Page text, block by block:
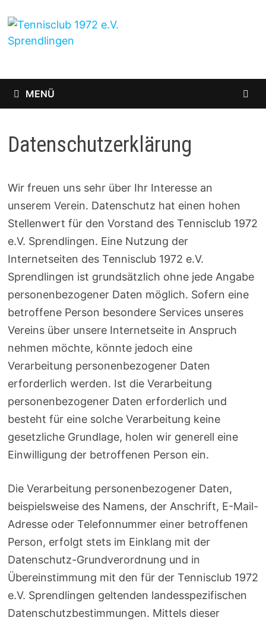
Inhalt
springen
MENÜ
Datenschutzerklärung
Wir freuen uns sehr über Ihr Interesse an
unserem Verein. Datenschutz hat einen hohen
Stellenwert für den Vorstand des Tennisclub 1972
e.V. Sprendlingen. Eine Nutzung der
Internetseiten des Tennisclub 1972 e.V.
Sprendlingen ist grundsätzlich ohne jede Angabe
personenbezogener Daten möglich. Sofern eine
betroffene Person besondere Services unseres
Vereins über unsere Internetseite in Anspruch
nehmen möchte, könnte jedoch eine
Verarbeitung personenbezogener Daten
erforderlich werden. Ist die Verarbeitung
personenbezogener Daten erforderlich und
besteht für eine solche Verarbeitung keine
gesetzliche Grundlage, holen wir generell eine
Einwilligung der betroffenen Person ein.
Die Verarbeitung personenbezogener Daten,
beispielsweise des Namens, der Anschrift, E-Mail-
Adresse oder Telefonnummer einer betroffenen
Person, erfolgt stets im Einklang mit der
Datenschutz-Grundverordnung und in
Übereinstimmung mit den für der Tennisclub 1972
e.V. Sprendlingen geltenden landesspezifischen
Datenschutzbestimmungen. Mittels dieser